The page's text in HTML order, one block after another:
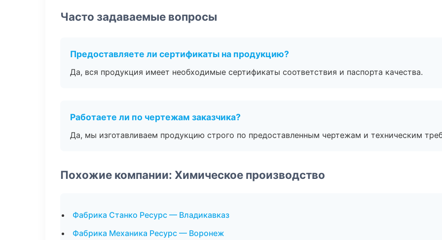
Часто задаваемые вопросы
Предоставляете ли сертификаты на продукцию?
Да, вся продукция имеет необходимые сертификаты соответствия и паспорта качества.
Работаете ли по чертежам заказчика?
Да, мы изготавливаем продукцию строго по предоставленным чертежам и техническим
Похожие компании: Химическое производство
Фабрика Станко Ресурс — Владикавказ
Фабрика Механика Ресурс — Воронеж